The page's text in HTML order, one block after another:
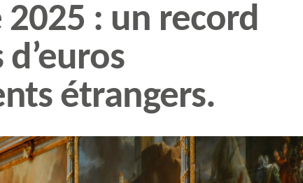
2025 : un record
étrangers.